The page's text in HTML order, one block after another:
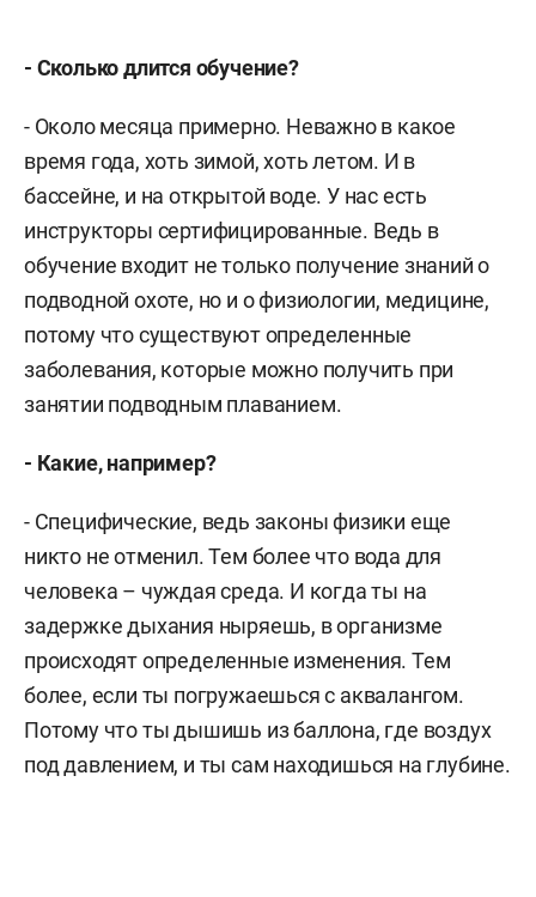
- Сколько длится обучение?
- Около месяца примерно. Неважно в какое
время года, хоть зимой, хоть летом. И в
бассейне, и на открытой воде. У нас есть
инструкторы сертифицированные. Ведь в
обучение входит не только получение знаний о
подводной охоте, но и о физиологии, медицине,
потому что существуют определенные
заболевания, которые можно получить при
занятии подводным плаванием.
- Какие, например?
- Специфические, ведь законы физики еще
никто не отменил. Тем более что вода для
человека – чуждая среда. И когда ты на
задержке дыхания ныряешь, в организме
происходят определенные изменения. Тем
более, если ты погружаешься с аквалангом.
Потому что ты дышишь из баллона, где воздух
под давлением, и ты сам находишься на глубине.